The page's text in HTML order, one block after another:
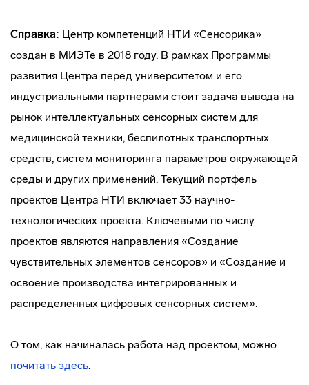
Справка: Центр компетенций НТИ «Сенсорика»
создан в МИЭТе в 2018 году. В рамках Программы
развития Центра перед университетом и его
индустриальными партнерами стоит задача вывода на
рынок интеллектуальных сенсорных систем для
медицинской техники, беспилотных транспортных
средств, систем мониторинга параметров окружающей
среды и других применений. Текущий портфель
проектов Центра НТИ включает 33 научно-
технологических проекта. Ключевыми по числу
проектов являются направления «Создание
чувствительных элементов сенсоров» и «Создание и
освоение производства интегрированных и
распределенных цифровых сенсорных систем».
О том, как начиналась работа над проектом, можно
почитать здесь.